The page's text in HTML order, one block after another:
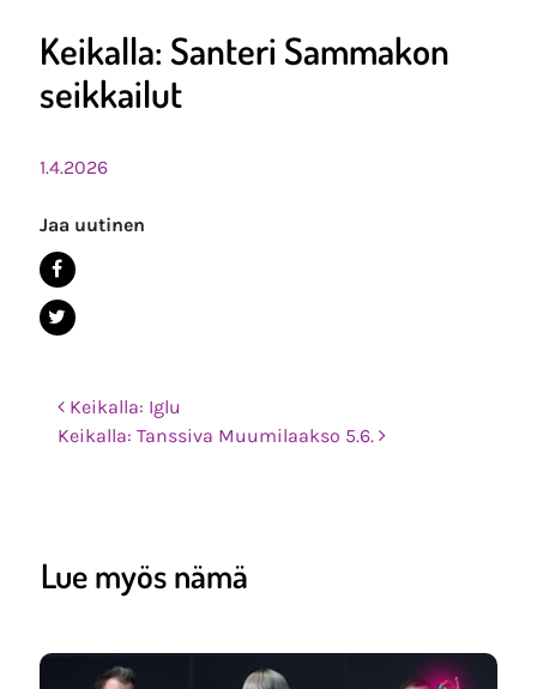
Keikalla: Santeri Sammakon
seikkailut
1.4.2026
Jaa uutinen
Post navigation
Keikalla: Iglu
Keikalla: Tanssiva Muumilaakso 5.6.
Lue myös nämä